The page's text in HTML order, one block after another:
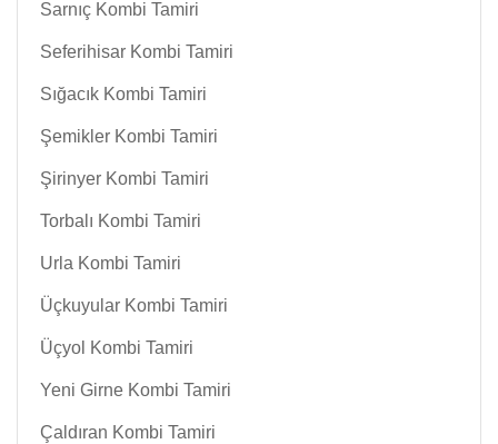
Sarnıç Kombi Tamiri
Seferihisar Kombi Tamiri
Sığacık Kombi Tamiri
Şemikler Kombi Tamiri
Şirinyer Kombi Tamiri
Torbalı Kombi Tamiri
Urla Kombi Tamiri
Üçkuyular Kombi Tamiri
Üçyol Kombi Tamiri
Yeni Girne Kombi Tamiri
Çaldıran Kombi Tamiri